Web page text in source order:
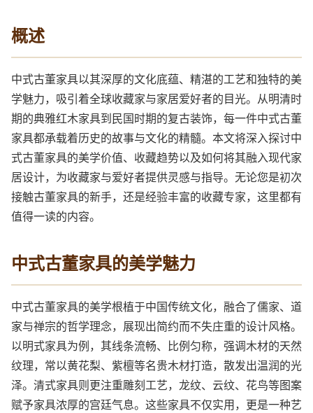
概述
中式古董家具以其深厚的文化底蕴、精湛的工艺和独特的美
学魅力，吸引着全球收藏家与家居爱好者的目光。从明清时
期的典雅红木家具到民国时期的复古装饰，每一件中式古董
家具都承载着历史的故事与文化的精髓。本文将深入探讨中
式古董家具的美学价值、收藏趋势以及如何将其融入现代家
居设计，为收藏家与爱好者提供灵感与指导。无论您是初次
接触古董家具的新手，还是经验丰富的收藏专家，这里都有
值得一读的内容。
中式古董家具的美学魅力
中式古董家具的美学根植于中国传统文化，融合了儒家、道
家与禅宗的哲学理念，展现出简约而不失庄重的设计风格。
以明式家具为例，其线条流畅、比例匀称，强调木材的天然
纹理，常以黄花梨、紫檀等名贵木材打造，散发出温润的光
泽。清式家具则更注重雕刻工艺，龙纹、云纹、花鸟等图案
赋予家具浓厚的宫廷气息。这些家具不仅实用，更是一种艺